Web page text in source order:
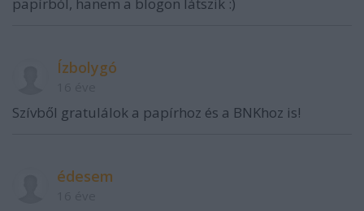
papírból, hanem a blogon látszik :)
Ízbolygó
Szívből gratulálok a papírhoz és a BNKhoz is!
édesem